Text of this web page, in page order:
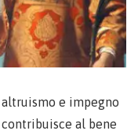
e impegno
al bene